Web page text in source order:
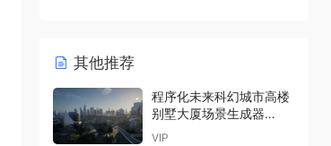
其他推荐
程序化未来科幻城市高楼
别墅大厦场景生成器
Visus City Vol 1
VIP